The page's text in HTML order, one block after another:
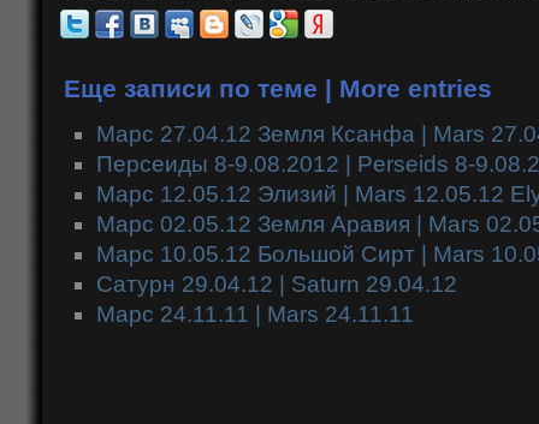
Еще записи по теме | More entries
Марс 27.04.12 Земля Ксанфа | Mars
Персеиды 8-9.08.2012 | Perseids 8-
Марс 12.05.12 Элизий | Mars 12.05.12
Марс 02.05.12 Земля Аравия | Mars
Марс 10.05.12 Большой Сирт | Mars
Сатурн 29.04.12 | Saturn 29.04.12
Марс 24.11.11 | Mars 24.11.11